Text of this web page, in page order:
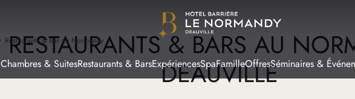
Chambres & SuitesRestaurants & BarsExpériencesSpaFamilleOffresSéminaires &
Restaurants & Bar au Normandy
RESTAURANTS & BARS AU
DEAUVILLE